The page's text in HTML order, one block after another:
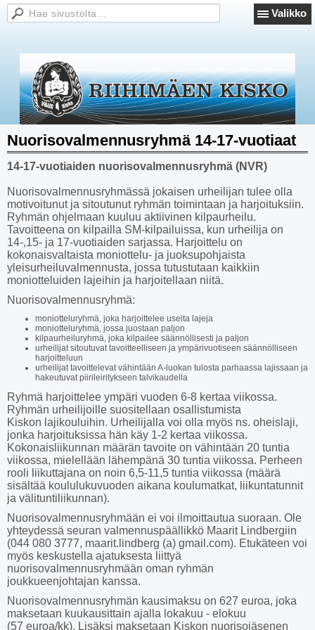
Valikko
Nuorisovalmennusryhmä 14-17-vuotiaat
14-17-vuotiaiden nuorisovalmennusryhmä (NVR)
Nuorisovalmennusryhmässä jokaisen urheilijan tulee olla
motivoitunut ja sitoutunut ryhmän toimintaan ja harjoituksiin.
Ryhmän ohjelmaan kuuluu aktiivinen kilpaurheilu.
Tavoitteena on kilpailla SM-kilpailuissa, kun urheilija on
14-,15- ja 17-vuotiaiden sarjassa. Harjoittelu on
kokonaisvaltaista moniottelu- ja juoksupohjaista
yleisurheiluvalmennusta, jossa tutustutaan kaikkiin
moniotteluiden lajeihin ja harjoitellaan niitä.
Nuorisovalmennusryhmä:
moniotteluryhmä, joka harjoittelee useita lajeja
moniotteluryhmä, jossa juostaan paljon
kilpaurheiluryhmä, joka kilpailee säännöllisesti ja paljon
urheilijat sitoutuvat tavoitteelliseen ja ympärivuotiseen säännölliseen
harjoitteluun
urheilijat tavoittelevat vähintään A-luokan tulosta parhaassa lajissaan ja
hakeutuvat piirileiritykseen talvikaudella
￱Ryhmä harjoittelee ympäri vuoden 6-8 kertaa viikossa.
￱Ryhmän urheilijoille suositellaan osallistumista
Kiskon lajikouluihin. ￱Urheilijalla voi olla myös ns. oheislaji,
jonka harjoituksissa hän käy 1-2 kertaa viikossa.
Kokonaisliikunnan määrän tavoite on vähintään 20 tuntia
viikossa, mielellään lähempänä 30 tuntia viikossa. Perheen
rooli liikuttajana on noin 6,5-11,5 tuntia viikossa (määrä
sisältää koululukuvuoden aikana koulumatkat, liikuntatunnit
ja välituntiliikunnan).
Nuorisovalmennusryhmään ei voi ilmoittautua suoraan. Ole
yhteydessä seuran valmennuspäällikkö Maarit Lindbergiin
(044 080 3777, maarit.lindberg (a) gmail.com). Etukäteen voi
myös keskustella ajatuksesta liittyä
nuorisovalmennusryhmään oman ryhmän
joukkueenjohtajan kanssa.
Nuorisovalmennusryhmän kausimaksu on 627 euroa, joka
maksetaan kuukausittain ajalla lokakuu - elokuu
(57 euroa/kk). Lisäksi maksetaan Kiskon nuorisojäsenen